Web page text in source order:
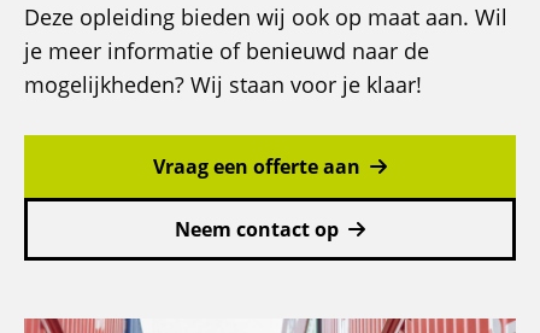
en
jouw
rol
teamleider
Deze opleiding bieden wij ook op maat aan. Wil
je meer informatie of benieuwd naar de
mogelijkheden? Wij staan voor je klaar!
Vraag een offerte aan
Neem contact op